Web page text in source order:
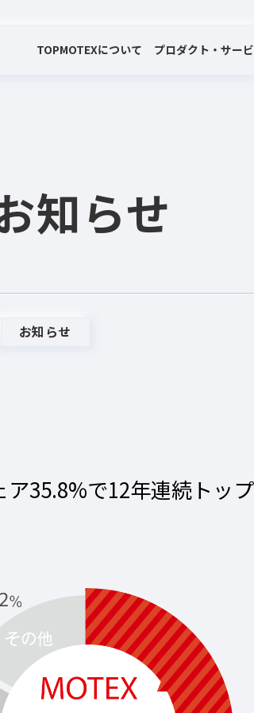
TOPMOTEXについて プロダクト・サー
知らせ
お知らせ
35.8%で12年連続トッ